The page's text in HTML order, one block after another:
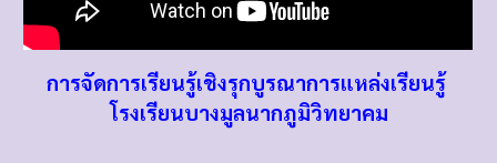
การจัดการเรียนรู้เชิงรุกบูรณาการแหล่งเรียนรู้
โรงเรียนบางมูลนากภูมิวิทยาคม